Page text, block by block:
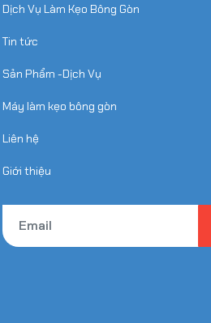
Dịch Vụ Làm Kẹo Bông Gòn
Tin tức
Sản Phẩm -Dịch Vụ
Máy làm kẹo bông gòn
Liên hệ
Giới thiệu